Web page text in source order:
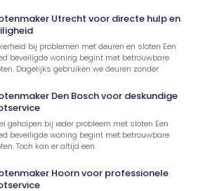
Utrecht voor directe hulp en
bij problemen met deuren en sloten Een
beveiligde woning begint met betrouwbare
Dagelijks gebruiken we deuren zonder
Den Bosch voor deskundige
geholpen bij ieder probleem met sloten Een
beveiligde woning begint met betrouwbare
Toch kan er altijd een
Hoorn voor professionele